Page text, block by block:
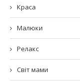
Краса
Малюки
Релакс
Світ мами